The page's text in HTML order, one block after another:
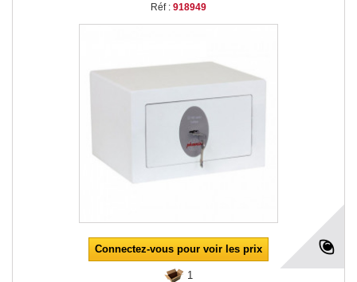
Réf : 918949
Connectez-vous pour voir les prix
1